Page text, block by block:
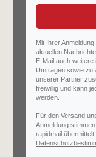
Mit Ihrer
aktuellen
E-Mail auch
Umfragen sowie zu
unserer Partner
freiwillig und kann
werden.
Für den Versand
Anmeldung
rapidmail